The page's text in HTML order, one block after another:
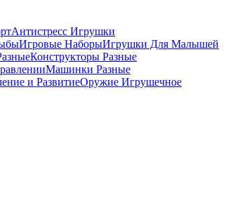
Антистресс Игрушки
Игровые НаборыИгрушки Для Малышей
Конструкторы Разные
Машинки Разные
и РазвитиеОружие Игрушечное